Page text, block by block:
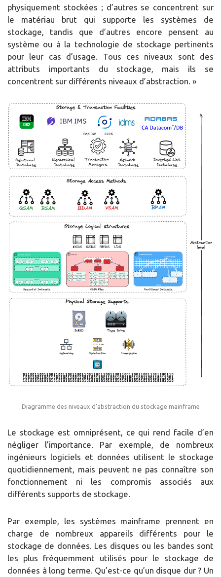
physiquement stockées ; d’autres se concentrent sur
le matériau brut qui supporte les systèmes de
stockage, tandis que d’autres encore pensent au
système ou à la technologie de stockage pertinents
pour leur cas d’usage. Tous ces niveaux sont des
attributs importants du stockage, mais ils se
concentrent sur différents niveaux d’abstraction. »
Diagramme des niveaux d’abstraction du stockage mainframe
Le stockage est omniprésent, ce qui rend facile d’en
négliger l’importance. Par exemple, de nombreux
ingénieurs logiciels et données utilisent le stockage
quotidiennement, mais peuvent ne pas connaître son
fonctionnement ni les compromis associés aux
différents supports de stockage.
Par exemple, les systèmes mainframe prennent en
charge de nombreux appareils différents pour le
stockage de données. Les disques ou les bandes sont
les plus fréquemment utilisés pour le stockage de
données à long terme. Qu’est-ce qu’un disque dur ? Un